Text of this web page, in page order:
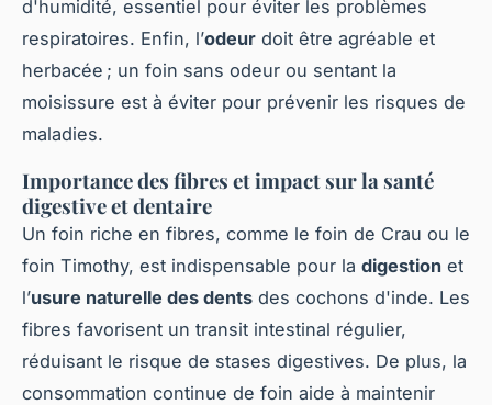
d'humidité, essentiel pour éviter les problèmes
respiratoires. Enfin, l’odeur doit être agréable et
herbacée ; un foin sans odeur ou sentant la
moisissure est à éviter pour prévenir les risques de
maladies.
Importance des fibres et impact sur la santé
digestive et dentaire
Un foin riche en fibres, comme le foin de Crau ou le
foin Timothy, est indispensable pour la digestion et
l’usure naturelle des dents des cochons d'inde. Les
fibres favorisent un transit intestinal régulier,
réduisant le risque de stases digestives. De plus, la
consommation continue de foin aide à maintenir